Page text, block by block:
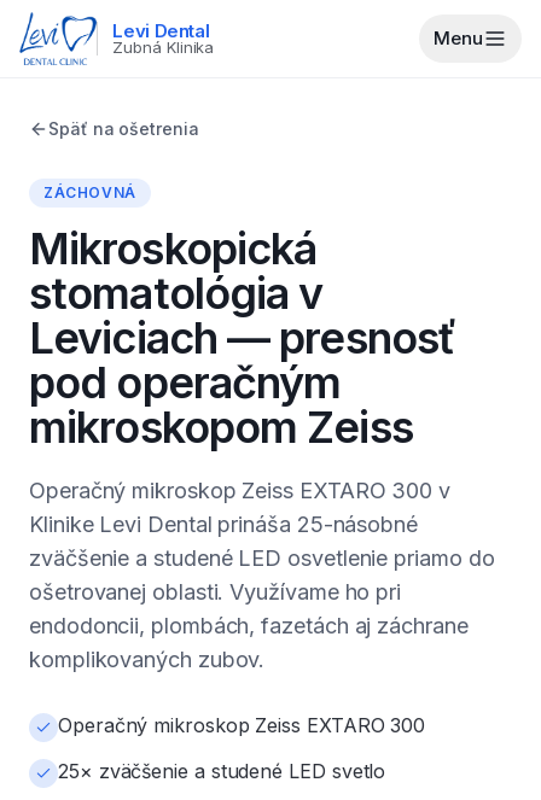
Levi Dental
Zubná Klinika Menu
Späť na ošetrenia
ZÁCHOVNÁ
Mikroskopická
stomatológia v
Leviciach — presnosť
pod operačným
mikroskopom Zeiss
Operačný mikroskop Zeiss EXTARO 300 v
Klinike Levi Dental prináša 25-násobné
zväčšenie a studené LED osvetlenie priamo do
ošetrovanej oblasti. Využívame ho pri
endodoncii, plombách, fazetách aj záchrane
komplikovaných zubov.
Operačný mikroskop Zeiss EXTARO 300
25× zväčšenie a studené LED svetlo